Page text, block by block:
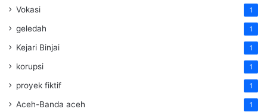
Vokasi 1
geledah 1
Kejari Binjai 1
korupsi 1
proyek fiktif 1
Aceh-Banda aceh 1